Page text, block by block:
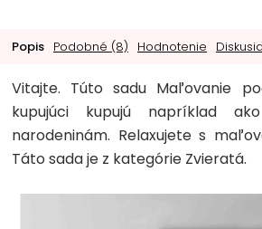
Popis Podobné (8) Hodnotenie Diskusia
Vitajte. Túto sadu Maľovanie
kupujúci kupujú napríklad
narodeninám. Relaxujete s
Táto sada je z kategórie Zvieratá.